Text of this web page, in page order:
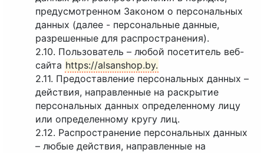
предусмотренном Законом о персональных
данных (далее - персональные данные,
разрешенные для распространения).
2.10. Пользователь – любой посетитель веб-
сайта https://alsanshop.by.
2.11. Предоставление персональных данных –
действия, направленные на раскрытие
персональных данных определенному лицу
или определенному кругу лиц.
2.12. Распространение персональных данных
– любые действия, направленные на